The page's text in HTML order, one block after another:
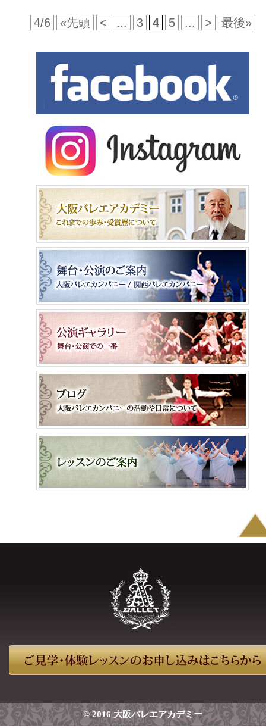
4/6 «先頭 < ... 3 4 5 ... > 最後»
© 2016 大阪バレエアカデミー